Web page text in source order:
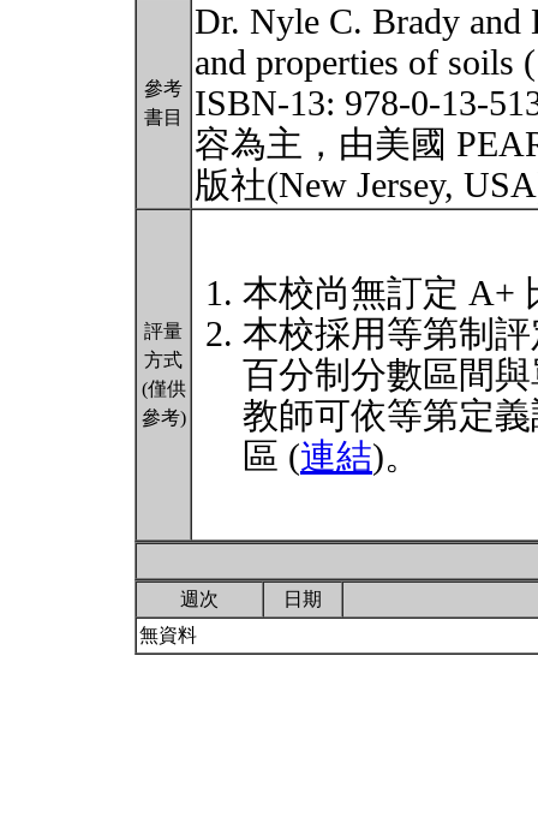
參考
書目
Dr. Nyle C. Brady and
and properties of soils
ISBN-13: 978-0-13-
容為主，由美國
版社(New Jersey,
評量
方式
(僅供
參考)
本校尚無訂定 A+
本校採用等第制
百分制分數區間
教師可依等第定
區 (連結)。
週次
日期
無資料